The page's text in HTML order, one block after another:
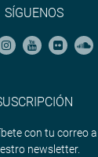
congresoperu
radiocongreso
SÍGUENOS
con tu correo a
newsletter.